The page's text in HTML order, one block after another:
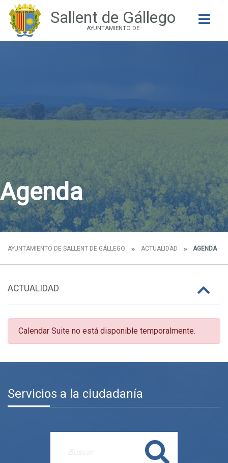
Sallent de Gállego
AYUNTAMIENTO DE
Buscar
Agenda
AYUNTAMIENTO DE SALLENT DE GÁLLEGO ACTUALIDAD AGENDA
ACTUALIDAD
Calendar Suite no está disponible temporalmente.
Servicios a la ciudadanía
Buscar